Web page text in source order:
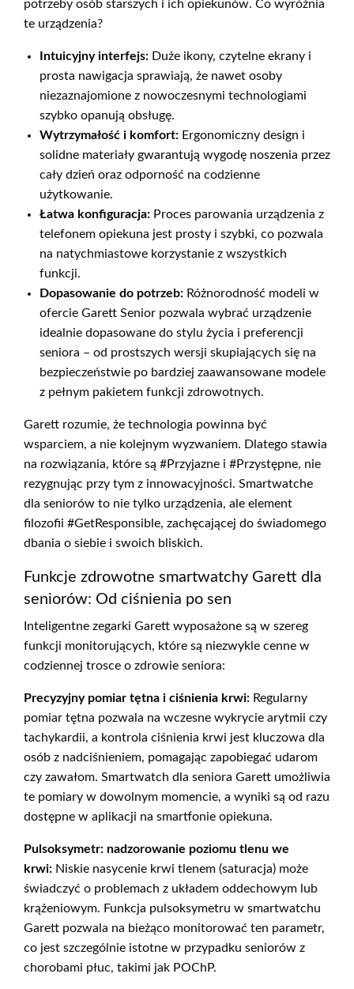
potrzeby osób starszych i ich opiekunów. Co wyróżnia
te urządzenia?
Intuicyjny interfejs: Duże ikony, czytelne ekrany i
prosta nawigacja sprawiają, że nawet osoby
niezaznajomione z nowoczesnymi technologiami
szybko opanują obsługę.
Wytrzymałość i komfort: Ergonomiczny design i
solidne materiały gwarantują wygodę noszenia przez
cały dzień oraz odporność na codzienne
użytkowanie.
Łatwa konfiguracja: Proces parowania urządzenia z
telefonem opiekuna jest prosty i szybki, co pozwala
na natychmiastowe korzystanie z wszystkich
funkcji.
Dopasowanie do potrzeb: Różnorodność modeli w
ofercie Garett Senior pozwala wybrać urządzenie
idealnie dopasowane do stylu życia i preferencji
seniora – od prostszych wersji skupiających się na
bezpieczeństwie po bardziej zaawansowane modele
z pełnym pakietem funkcji zdrowotnych.
Garett rozumie, że technologia powinna być
wsparciem, a nie kolejnym wyzwaniem. Dlatego stawia
na rozwiązania, które są #Przyjazne i #Przystępne, nie
rezygnując przy tym z innowacyjności. Smartwatche
dla seniorów to nie tylko urządzenia, ale element
filozofii #GetResponsible, zachęcającej do świadomego
dbania o siebie i swoich bliskich.
Funkcje zdrowotne smartwatchy Garett dla
seniorów: Od ciśnienia po sen
Inteligentne zegarki Garett wyposażone są w szereg
funkcji monitorujących, które są niezwykle cenne w
codziennej trosce o zdrowie seniora:
Precyzyjny pomiar tętna i ciśnienia krwi: Regularny
pomiar tętna pozwala na wczesne wykrycie arytmii czy
tachykardii, a kontrola ciśnienia krwi jest kluczowa dla
osób z nadciśnieniem, pomagając zapobiegać udarom
czy zawałom. Smartwatch dla seniora Garett umożliwia
te pomiary w dowolnym momencie, a wyniki są od razu
dostępne w aplikacji na smartfonie opiekuna.
Pulsoksymetr: nadzorowanie poziomu tlenu we
krwi: Niskie nasycenie krwi tlenem (saturacja) może
świadczyć o problemach z układem oddechowym lub
krążeniowym. Funkcja pulsoksymetru w smartwatchu
Garett pozwala na bieżąco monitorować ten parametr,
co jest szczególnie istotne w przypadku seniorów z
chorobami płuc, takimi jak POChP.